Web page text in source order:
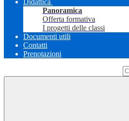
Didattica
Panoramica
Offerta formativa
I progetti delle classi
Documenti utili
Contatti
Prenotazioni